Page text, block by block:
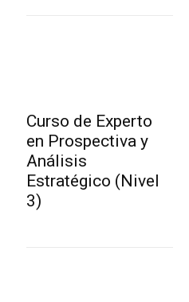
Curso de Experto
en Prospectiva y
Análisis
Estratégico (Nivel
3)